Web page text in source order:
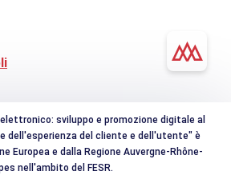
sviluppo e promozione digitale al
dell'esperienza del cliente e dell'utente" è
Europea e dalla Regione Auvergne-Rhône-
nell'ambito del FESR.